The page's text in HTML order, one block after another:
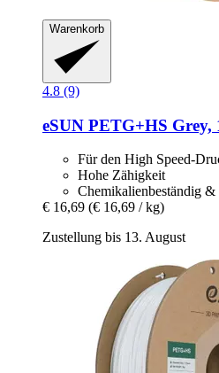
Warenkorb
4.8 (9)
eSUN PETG+HS Grey,
Für den High Speed-
Hohe Zähigkeit
Chemikalienbeständig &
€ 16,69 (€ 16,69 / kg)
Zustellung bis 13. August